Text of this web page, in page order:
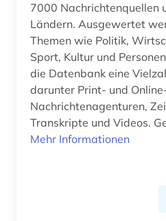
bildungsforschung (1)
biografie (1)
biographie (3)
biologie (2)
7000 Nachrichtenquellen
Ländern. Ausgewertet
Themen wie Politik,
Sport, Kultur und
die Datenbank eine
darunter Print- und
Nachrichtenagenturen,
Mehr Informationen